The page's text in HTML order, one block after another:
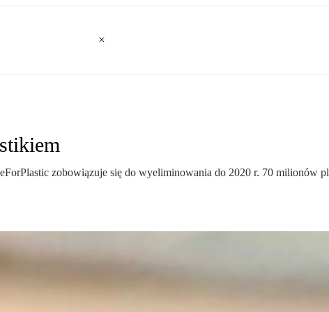
zobowiązuje się do wyeliminowania do 2020 r. 70 milionów